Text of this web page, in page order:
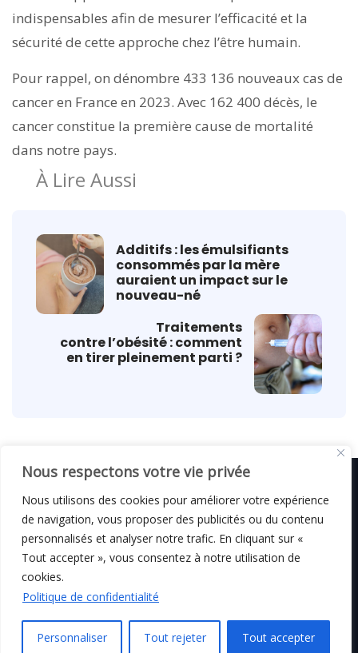
Nous respectons votre vie privée
Nous utilisons des cookies pour améliorer votre expérience
de navigation, vous proposer des publicités ou du contenu
personnalisés et analyser notre trafic. En cliquant sur «
Tout accepter », vous consentez à notre utilisation de
cookies.
Politique de confidentialité
Personnaliser Tout rejeter Tout accepter
indispensables afin de mesurer l’efficacité et la
sécurité de cette approche chez l’être humain.
Pour rappel, on dénombre 433 136 nouveaux cas de
cancer en France en 2023. Avec 162 400 décès, le
cancer constitue la première cause de mortalité
dans notre pays.
À Lire Aussi
Additifs : les émulsifiants
consommés par la mère
auraient un impact sur le
nouveau-né
Traitements
contre l’obésité : comment
en tirer pleinement parti ?
© C i E M2026
Mentions légales